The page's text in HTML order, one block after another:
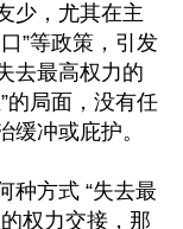
少，尤其在主
”等政策，引发
去最高权力的
的局面，没有任
缓冲或庇护。
种方式 “失去最
权力交接，那